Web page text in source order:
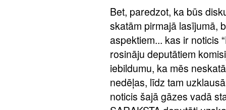
Bet, paredzot, ka būs
skatām pirmajā lasījumā,
aspektiem... kas ir noticis
rosināju deputātiem
iebildumu, ka mēs
nedēļas, līdz tam
noticis šajā gāzes vadā